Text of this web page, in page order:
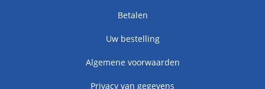
Betalen
Uw bestelling
Algemene voorwaarden
Privacy van gegevens